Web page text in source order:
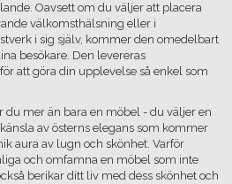
Oavsett om du väljer att placera
välkomsthälsning eller i
i sig själv, kommer den omedelbart
besökare. Den levereras
att göra din upplevelse så enkel som
du mer än bara en möbel - du väljer en
av österns elegans som kommer
aura av lugn och skönhet. Varför
och omfamna en möbel som inte
berikar ditt liv med dess skönhet och